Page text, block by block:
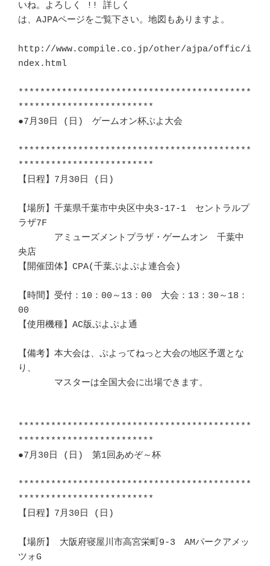
いね。よろしく !! 詳しく
は、AJPAページをご覧下さい。地図もありますよ。
http://www.compile.co.jp/other/ajpa/offic/i
ndex.html
*******************************************
*************************
●7月30日 (日)　ゲームオン杯ぷよ大会
*******************************************
*************************
【日程】7月30日 (日)
【場所】千葉県千葉市中央区中央3-17-1　セントラルプ
ラザ7F
アミューズメントプラザ・ゲームオン　千葉中
央店
【開催団体】CPA(千葉ぷよぷよ連合会)
【時間】受付：10：00～13：00　大会：13：30～18：
00
【使用機種】AC版ぷよぷよ通
【備考】本大会は、ぷよってねっと大会の地区予選とな
り、
マスターは全国大会に出場できます。
*******************************************
*************************
●7月30日 (日)　第1回あめぞ～杯
*******************************************
*************************
【日程】7月30日 (日)
【場所】 大阪府寝屋川市高宮栄町9-3　AMパークアメッ
ツォG